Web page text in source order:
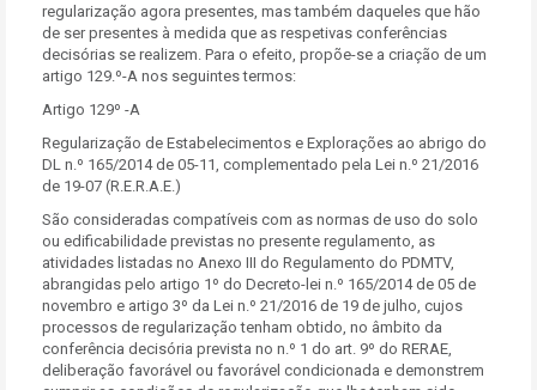
regularização agora presentes, mas também daqueles que hão
de ser presentes à medida que as respetivas conferências
decisórias se realizem. Para o efeito, propõe-se a criação de um
artigo 129.º-A nos seguintes termos:
Artigo 129º -A
Regularização de Estabelecimentos e Explorações ao abrigo do
DL n.º 165/2014 de 05-11, complementado pela Lei n.º 21/2016
de 19-07 (R.E.R.A.E.)
São consideradas compatíveis com as normas de uso do solo
ou edificabilidade previstas no presente regulamento, as
atividades listadas no Anexo III do Regulamento do PDMTV,
abrangidas pelo artigo 1º do Decreto-lei n.º 165/2014 de 05 de
novembro e artigo 3º da Lei n.º 21/2016 de 19 de julho, cujos
processos de regularização tenham obtido, no âmbito da
conferência decisória prevista no n.º 1 do art. 9º do RERAE,
deliberação favorável ou favorável condicionada e demonstrem